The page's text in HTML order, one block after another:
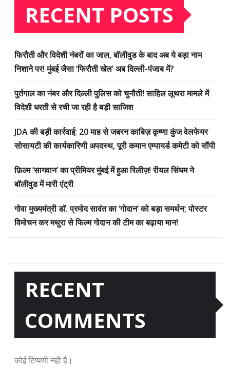
RECENT POSTS
फिरौती और विदेशी नंबरों का जाल, बॉलीवुड के बाद अब ये बड़ा नाम
निशाने पर! मुंबई जैसा ‘फिरौती खेल’ अब दिल्ली-पंजाब में?
पुर्तगाल का नंबर और दिल्ली पुलिस को चुनौती! साहिल लूथरा मामले में
विदेशी धरती से रची जा रही है बड़ी साजिश
JDA की बड़ी कार्रवाई: 20 माह से जबरन काबिज़ कृष्णा कुंज वेलफेयर
सोसायटी की कार्यकारिणी अपदस्थ, पूरी कमान एम्पायर्ड कमेटी को सौंपी
फ़िल्म ‘सागवान’ का प्रीमियर मुंबई में हुआ रिलीज़! रीयल सिंघम ने
बॉलीवुड में मारी एंट्री
गोवा मुख्यमंत्री डॉ. प्रमोद सावंत का ‘गोदान’ को बड़ा समर्थन; पोस्टर
विमोचन कर मथुरा से फिल्म गोदान की टीम का बढ़ाया मान!
RECENT
COMMENTS
कोई टिप्पणी नही है।